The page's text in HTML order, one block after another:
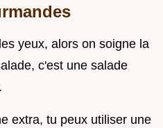
yeux, alors on soigne la
c'est une salade
extra, tu peux utiliser une